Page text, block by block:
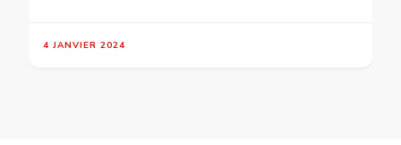
4 JANVIER 2024